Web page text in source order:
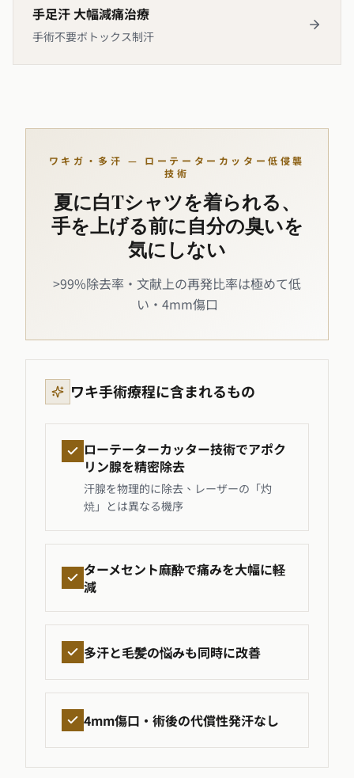
手足汗 大幅減痛治療
手術不要ボトックス制汗
ワキガ・多汗 — ローテーターカッター低侵襲
技術
夏に白Tシャツを着られる、
手を上げる前に自分の臭いを
気にしない
>99%除去率・文献上の再発比率は極めて低
い・4mm傷口
ワキ手術療程に含まれるもの
ローテーターカッター技術でアポク
リン腺を精密除去
汗腺を物理的に除去、レーザーの「灼
焼」とは異なる機序
ターメセント麻酔で痛みを大幅に軽
減
多汗と毛髪の悩みも同時に改善
4mm傷口・術後の代償性発汗なし